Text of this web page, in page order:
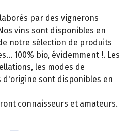
par des vignerons
vins sont disponibles en
notre sélection de produits
100% bio, évidemment !. Les
les modes de
sont disponibles en
connaisseurs et amateurs.